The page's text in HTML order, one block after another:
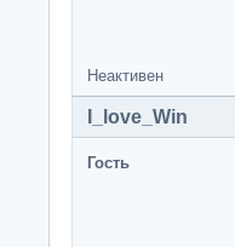
Неактивен
I_love_Win
Гость